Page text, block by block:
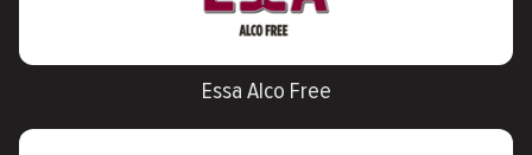
Essa Alco Free